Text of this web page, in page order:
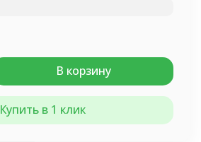
В корзину
Купить в 1 клик